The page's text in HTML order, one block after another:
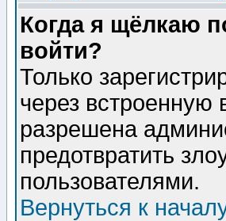
Когда я щёлкаю
войти?
Только
через
разрешена
предотвратить
пользователями.
Вернуться к